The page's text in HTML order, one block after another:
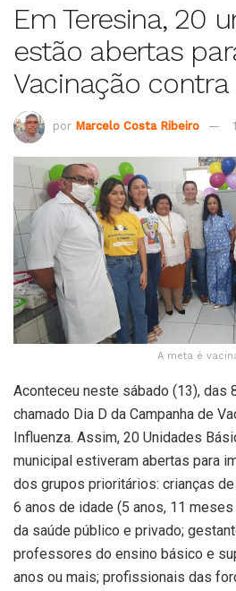
Em Teresina, 20
estão abertas
Vacinação contra
por Marcelo Costa Ribeiro
A meta é
Aconteceu neste sábado (13), das
chamado Dia D da Campanha de
Influenza. Assim, 20 Unidades
municipal estiveram abertas para
dos grupos prioritários: crianças
6 anos de idade (5 anos, 11
da saúde público e privado;
professores do ensino básico e
anos ou mais; profissionais das